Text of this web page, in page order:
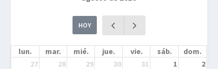
HOY
lun. mar. mié. jue. vie. sáb.
dom.
27
28 29 30 31 1 2